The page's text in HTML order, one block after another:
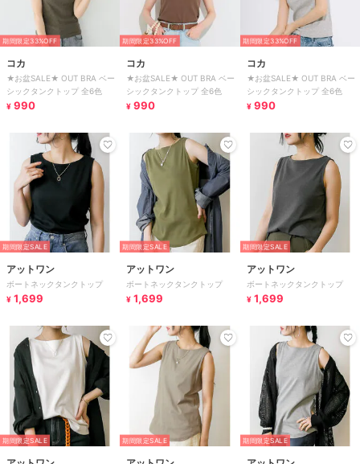
期間限定33%OFF
コカ
★お盆SALE★ OUT BRA ベー
シックタンクトップ 全6色
¥ 990
期間限定33%OFF
コカ
★お盆SALE★ OUT BRA ベー
シックタンクトップ 全6色
¥ 990
期間限定33%OFF
コカ
★お盆SALE★ OUT BRA ベー
シックタンクトップ 全6色
¥ 990
期間限定SALE
アットワン
ボートネックタンクトップ
¥ 1,699
期間限定SALE
アットワン
ボートネックタンクトップ
¥ 1,699
期間限定SALE
アットワン
ボートネックタンクトップ
¥ 1,699
期間限定SALE 期間限定SALE 期間限定SALE